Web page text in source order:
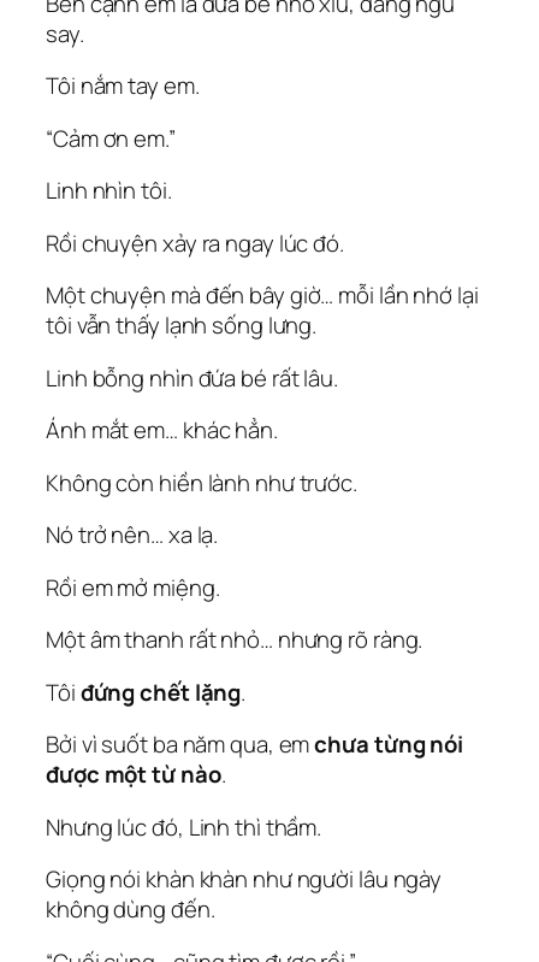
say.
Tôi nắm tay em.
“Cảm ơn em.”
Linh nhìn tôi.
Rồi chuyện xảy ra ngay lúc đó.
Một chuyện mà đến bây giờ… mỗi lần nhớ lại
tôi vẫn thấy lạnh sống lưng.
Linh bỗng nhìn đứa bé rất lâu.
Ánh mắt em… khác hẳn.
Không còn hiền lành như trước.
Nó trở nên… xa lạ.
Rồi em mở miệng.
Một âm thanh rất nhỏ… nhưng rõ ràng.
Tôiđứng chết lặng.
Bởi vì suốt ba năm qua, emchưa từng nói
được một từ nào.
Nhưng lúc đó, Linh thì thầm.
Giọng nói khàn khàn như người lâu ngày
không dùng đến.